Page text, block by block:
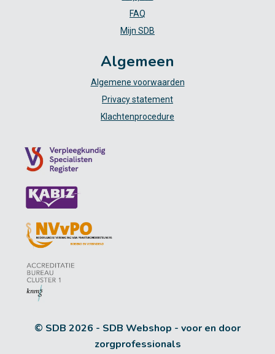
FAQ
Mijn SDB
Algemeen
Algemene voorwaarden
Privacy statement
Klachtenprocedure
© SDB 2026 - SDB Webshop - voor en door
zorgprofessionals